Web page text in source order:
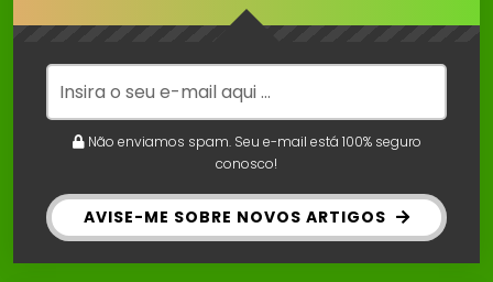
Não enviamos spam. Seu e-mail está 100% seguro
conosco!
AVISE-ME SOBRE NOVOS ARTIGOS